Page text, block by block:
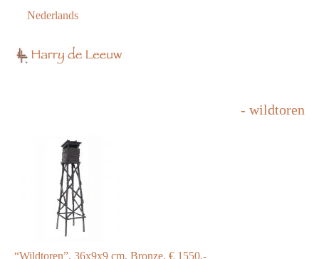
Nederlands
- wildtoren
“Wildtoren”, 36x9x9 cm, Bronze, € 1550,-